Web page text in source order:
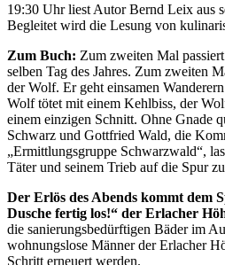
19:30 Uhr liest Autor Bernd Leix aus
Begleitet wird die Lesung von
Zum Buch: Zum zweiten Mal
selben Tag des Jahres. Zum zweiten
der Wolf. Er geht einsamen
Wolf tötet mit einem Kehlbiss, der
einem einzigen Schnitt. Ohne Gnade
Schwarz und Gottfried Wald, die
„Ermittlungsgruppe Schwarzwald“,
Täter und seinem Trieb auf die Spur
Der Erlös des Abends kommt dem
Dusche fertig los!“ der Erlacher
die sanierungsbedürftigen Bäder im
wohnungslose Männer der Erlacher
Schritt erneuert werden.